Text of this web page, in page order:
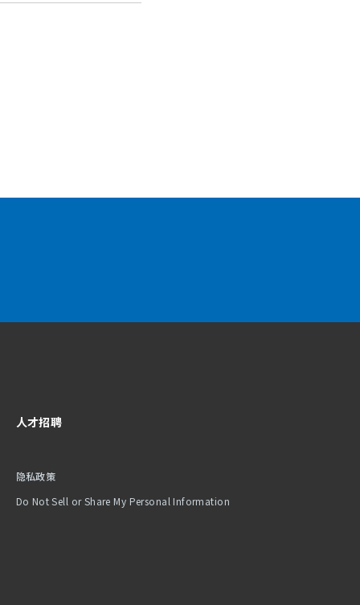
人才招聘
隐私政策
Do Not Sell or Share My Personal Information